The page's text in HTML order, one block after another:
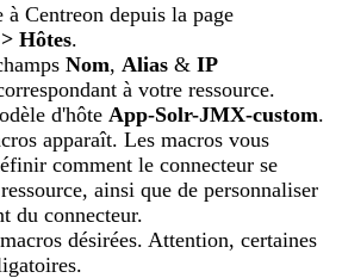
Centreon depuis la page
Hôtes.
Nom, Alias & IP
à votre ressource.
d'hôte App-Solr-JMX-custom.
apparaît. Les macros vous
comment le connecteur se
ainsi que de personnaliser
du connecteur.
désirées. Attention, certaines